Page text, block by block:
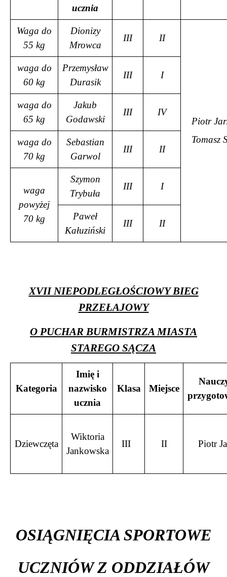
ucznia
Waga do
55 kg
Dionizy
Mrowca
III II
Piotr
Tomasz
waga do
60 kg
Przemysław
Durasik
III I
waga do
65 kg
Jakub
Godawski
III IV
waga do
70 kg
Sebastian
Garwol
III II
waga
powyżej
70 kg
Szymon
Trybuła
III I
Paweł
Kałuziński
III II
XVII NIEPODLEGŁOŚCIOWY BIEG
PRZEŁAJOWY
O PUCHAR BURMISTRZA MIASTA
STAREGO SĄCZA
Kategoria
Imię i
nazwisko
ucznia
Klasa Miejsce
Dziewczęta
Wiktoria
Jankowska
III II Piotr
OSIĄGNIĘCIA SPORTOWE
UCZNIÓW Z ODDZIAŁÓW